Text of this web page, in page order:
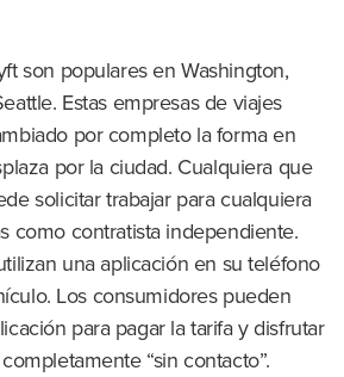
son populares en Washington,
Estas empresas de viajes
por completo la forma en
por la ciudad. Cualquiera que
solicitar trabajar para cualquiera
como contratista independiente.
una aplicación en su teléfono
Los consumidores pueden
para pagar la tarifa y disfrutar
“sin contacto”.